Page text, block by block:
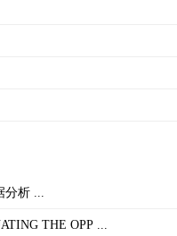
析 ...
THE OPP ...